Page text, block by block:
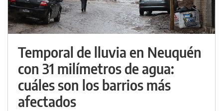
Temporal de lluvia en Neuquén
con 31 milímetros de agua:
cuáles son los barrios más
afectados